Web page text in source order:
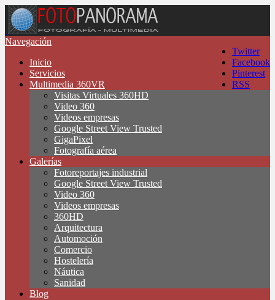
Twitter
Facebook
Pinterest
RSS
Navegación
Inicio
Servicios
Multimedia 360VR
Visitas Virtuales 360HD
Video 360
Videos empresas
Google Street View Trusted
GigaPixel
Fotografía aérea
Galerías
Fotoreportajes industrial
Google Street View Trusted
Video 360
Videos empresas
360HD
Arquitectura
Automoción
Comercio
Hostelería
Náutica
Sanidad
Blog